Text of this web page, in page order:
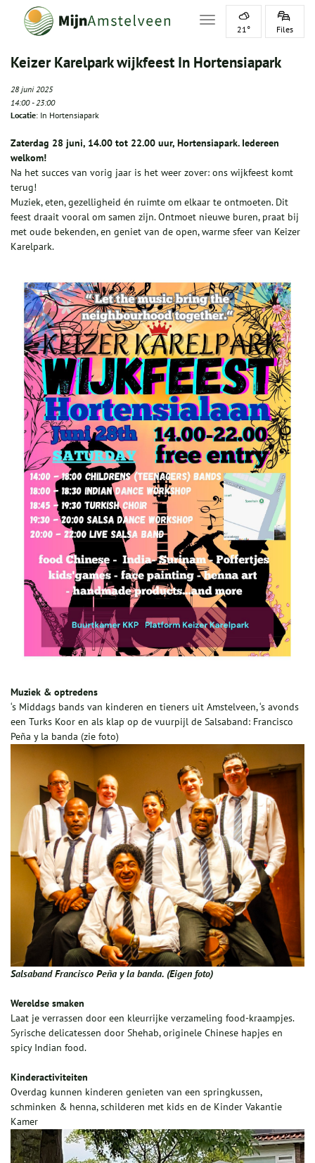
Toggle navigation
21° Files
Keizer Karelpark wijkfeest In Hortensiapark
28 juni 2025
14:00-23:00
Locatie: In Hortensiapark
Zaterdag 28 juni, 14.00 tot 22.00 uur, Hortensiapark. Iedereen
welkom!
Na het succes van vorig jaar is het weer zover: ons wijkfeest komt
terug!
Muziek, eten, gezelligheid én ruimte om elkaar te ontmoeten. Dit
feest draait vooral om samen zijn. Ontmoet nieuwe buren, praat bij
met oude bekenden, en geniet van de open, warme sfeer van Keizer
Karelpark.
Muziek & optredens
‘s Middags bands van kinderen en tieners uit Amstelveen, ‘s avonds
een Turks Koor en als klap op de vuurpijl de Salsaband: Francisco
Peña y la banda (zie foto)
Salsaband Francisco Peña y la banda. (Eigen foto)
Wereldse smaken
Laat je verrassen door een kleurrijke verzameling food-kraampjes.
Syrische delicatessen door Shehab, originele Chinese hapjes en
spicy Indian food.
Kinderactiviteiten
Overdag kunnen kinderen genieten van een springkussen,
schminken & henna, schilderen met kids en de Kinder Vakantie
Kamer